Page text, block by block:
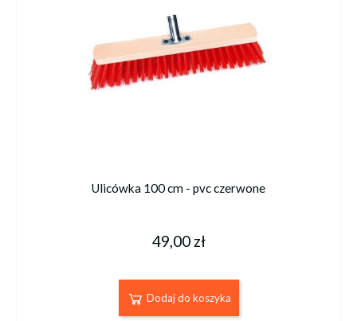
Ulicówka 100 cm - pvc czerwone
49,00 zł
Dodaj do koszyka